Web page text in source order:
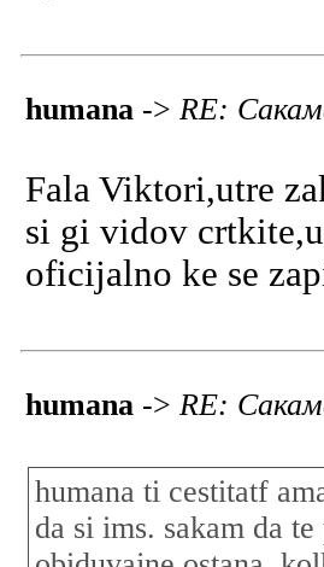
humana -> RE:
Fala Viktori,utre
si gi vidov
oficijalno ke se
humana -> RE:
humana ti cestitatf
da si ims. sakam da